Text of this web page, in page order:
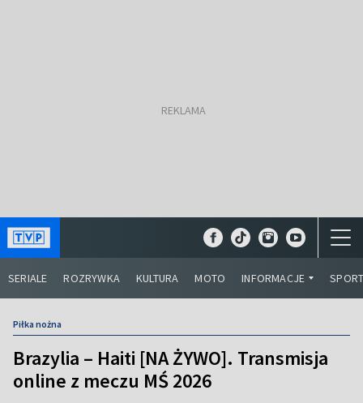
SERIALE ROZRYWKA KULTURA MOTO INFORMACJE
Piłka nożna
Brazylia – Haiti [NA ŻYWO]. Transmisja
online z meczu MŚ 2026